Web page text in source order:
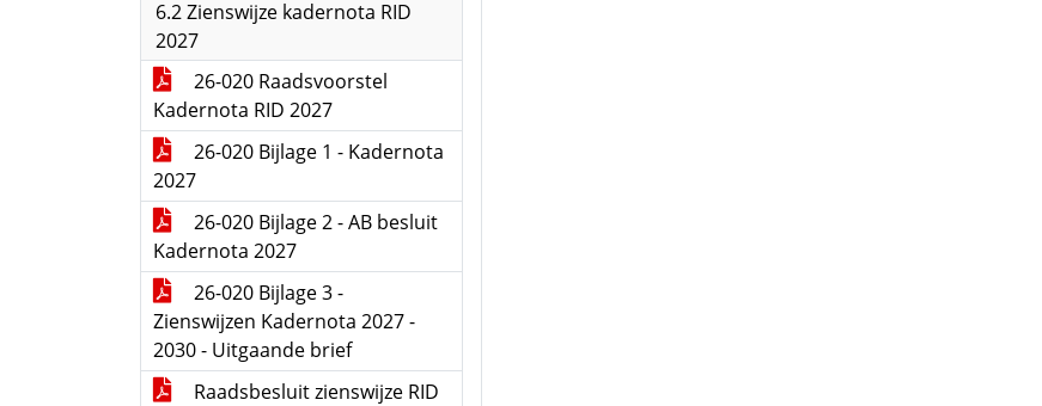
6.2 Zienswijze kadernota RID
2027
26-020 Raadsvoorstel
Kadernota RID 2027
26-020 Bijlage 1 - Kadernota
2027
26-020 Bijlage 2 - AB besluit
Kadernota 2027
26-020 Bijlage 3 -
Zienswijzen Kadernota 2027 -
2030 - Uitgaande brief
Raadsbesluit zienswijze RID